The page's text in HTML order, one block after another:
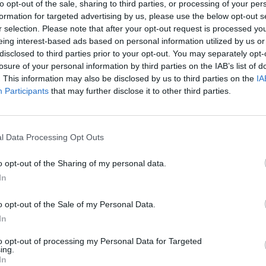
opt-out of the sale, sharing to third parties, or processing of your
for targeted advertising by us, please use the below opt-out
selection. Please note that after your opt-out request is processed
interest-based ads based on personal information utilized by us
to third parties prior to your opt-out. You may separately
of your personal information by third parties on the IAB’s list of
This information may also be disclosed by us to third parties on the
Participants that may further disclose it to other third parties.
Data Processing Opt Outs
opt-out of the Sharing of my personal data.
opt-out of the Sale of my Personal Data.
opt-out of processing my Personal Data for Targeted
bírósági pofon Trumpnak: kimondták,
elnök csak egy ideiglenes bérlő a Fehér
állnak a több száz éves falak.
új főtanácsadót kapott, miközben egyre
Phelannak nehéz dolga lesz az elnökkel.
uniós pénzt
Magyar Péter ismertette.